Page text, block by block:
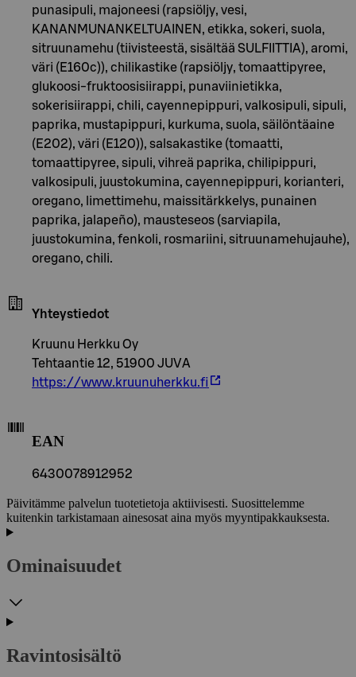
punasipuli, majoneesi (rapsiöljy, vesi,
KANANMUNANKELTUAINEN, etikka, sokeri, suola,
sitruunamehu (tiivisteestä, sisältää SULFIITTIA), aromi,
väri (E160c)), chilikastike (rapsiöljy, tomaattipyree,
glukoosi-fruktoosisiirappi, punaviinietikka,
sokerisiirappi, chili, cayennepippuri, valkosipuli, sipuli,
paprika, mustapippuri, kurkuma, suola, säilöntäaine
(E202), väri (E120)), salsakastike (tomaatti,
tomaattipyree, sipuli, vihreä paprika, chilipippuri,
valkosipuli, juustokumina, cayennepippuri, korianteri,
oregano, limettimehu, maissitärkkelys, punainen
paprika, jalapeño), mausteseos (sarviapila,
juustokumina, fenkoli, rosmariini, sitruunamehujauhe),
oregano, chili.
Yhteystiedot
Kruunu Herkku Oy
Tehtaantie 12, 51900 JUVA
https://www.kruunuherkku.fi
EAN
6430078912952
Päivitämme palvelun tuotetietoja aktiivisesti. Suosittelemme
kuitenkin tarkistamaan ainesosat aina myös myyntipakkauksesta.
Ominaisuudet
Ravintosisältö